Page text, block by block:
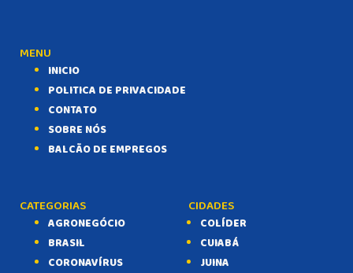
MENU
INICIO
POLITICA DE PRIVACIDADE
CONTATO
SOBRE NÓS
BALCÃO DE EMPREGOS
CATEGORIAS
AGRONEGÓCIO
BRASIL
CORONAVÍRUS
CIDADES
COLÍDER
CUIABÁ
JUINA